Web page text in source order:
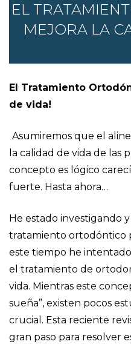
EL
MEJORA LA
El Tratamiento
de vida!
Asumiremos que el
la calidad de vida de las
concepto es lógico
fuerte. Hasta ahora…
He estado investigando
tratamiento ortodóntico
este tiempo he
el tratamiento de
vida. Mientras este
sueña”, existen pocos
crucial. Esta reciente
gran paso para resolver